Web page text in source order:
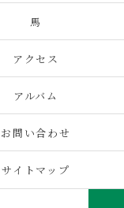
馬
アクセス
アルバム
お問い合わせ
サイトマップ